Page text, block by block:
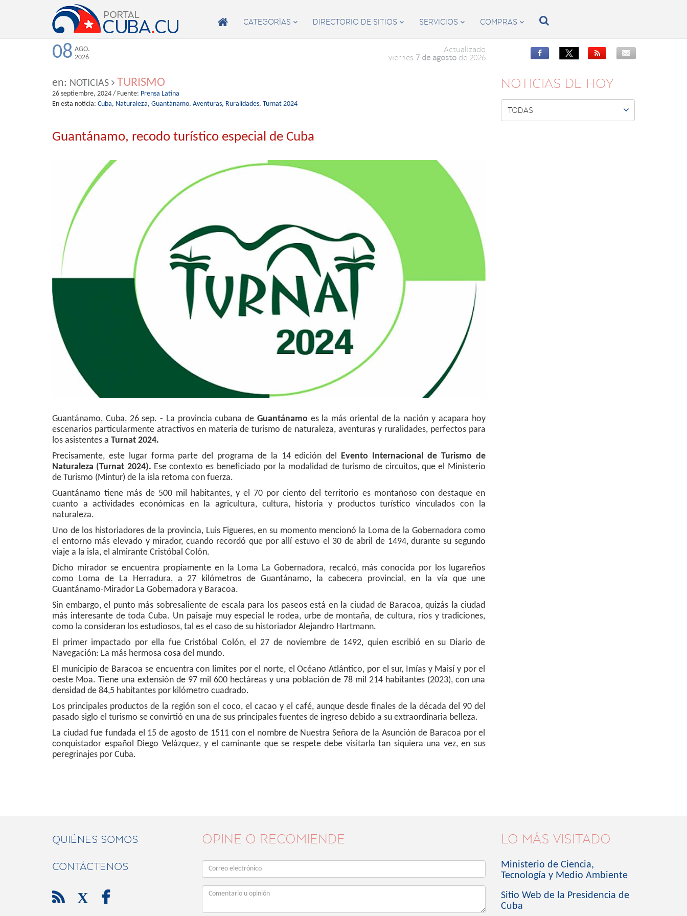
 CATEGORÍAS  DIRECTORIO DE SITIOS  SERVICIOS  COMPRAS  
08 AGO.
2026
Actualizado
viernes 7 de agostode 2026


en: NOTICIAS TURISMO
26 septiembre, 2024 / Fuente: Prensa Latina
En esta noticia: Cuba, Naturaleza, Guantánamo, Aventuras, Ruralidades, Turnat 2024
Guantánamo, recodo turístico especial de Cuba
Guantánamo, Cuba, 26 sep. - La provincia cubana de Guantánamo es la más oriental de la nación y acapara hoy
escenarios particularmente atractivos en materia de turismo de naturaleza, aventuras y ruralidades, perfectos para
los asistentes a Turnat 2024.
Precisamente, este lugar forma parte del programa de la 14 edición del Evento Internacional de Turismo de
Naturaleza (Turnat 2024). Ese contexto es beneficiado por la modalidad de turismo de circuitos, que el Ministerio
de Turismo (Mintur) de la isla retoma con fuerza.
Guantánamo tiene más de 500 mil habitantes, y el 70 por ciento del territorio es montañoso con destaque en
cuanto a actividades económicas en la agricultura, cultura, historia y productos turístico vinculados con la
naturaleza.
Uno de los historiadores de la provincia, Luis Figueres, en su momento mencionó la Loma de la Gobernadora como
el entorno más elevado y mirador, cuando recordó que por allí estuvo el 30 de abril de 1494, durante su segundo
viaje a la isla, el almirante Cristóbal Colón.
Dicho mirador se encuentra propiamente en la Loma La Gobernadora, recalcó, más conocida por los lugareños
como Loma de La Herradura, a 27 kilómetros de Guantánamo, la cabecera provincial, en la vía que une
Guantánamo-Mirador La Gobernadora y Baracoa.
Sin embargo, el punto más sobresaliente de escala para los paseos está en la ciudad de Baracoa, quizás la ciudad
más interesante de toda Cuba. Un paisaje muy especial le rodea, urbe de montaña, de cultura, ríos y tradiciones,
como la consideran los estudiosos, tal es el caso de su historiador Alejandro Hartmann.
El primer impactado por ella fue Cristóbal Colón, el 27 de noviembre de 1492, quien escribió en su Diario de
Navegación: La más hermosa cosa del mundo.
El municipio de Baracoa se encuentra con limites por el norte, el Océano Atlántico, por el sur, Imías y Maisí y por el
oeste Moa. Tiene una extensión de 97 mil 600 hectáreas y una población de 78 mil 214 habitantes (2023), con una
densidad de 84,5 habitantes por kilómetro cuadrado.
Los principales productos de la región son el coco, el cacao y el café, aunque desde finales de la década del 90 del
pasado siglo el turismo se convirtió en una de sus principales fuentes de ingreso debido a su extraordinaria belleza.
La ciudad fue fundada el 15 de agosto de 1511 con el nombre de Nuestra Señora de la Asunción de Baracoa por el
conquistador español Diego Velázquez, y el caminante que se respete debe visitarla tan siquiera una vez, en sus
peregrinajes por Cuba.
NOTICIAS DE HOY
TODAS 
QUIÉNES SOMOS
CONTÁCTENOS
 X 
OPINE O RECOMIENDE LO MÁS VISITADO
Ministerio de Ciencia,
Tecnología y Medio Ambiente
Sitio Web de la Presidencia de
Cuba